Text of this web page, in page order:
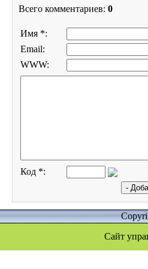
Всего комментариев: 0
Имя *:
Email:
WWW:
Код *:
Сайт